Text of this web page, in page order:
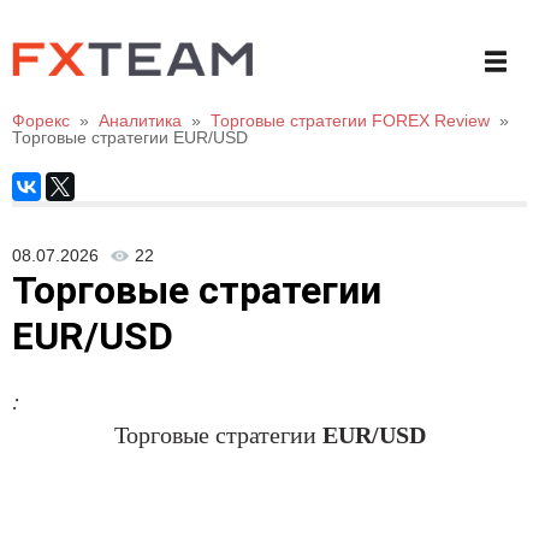
Форекс » Аналитика » Торговые стратегии FOREX Review »
Торговые стратегии EUR/USD
08.07.2026 22
Торговые стратегии
EUR/USD
:
Торговые стратегии EUR/USD